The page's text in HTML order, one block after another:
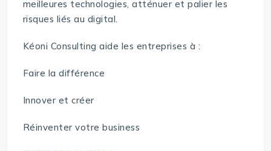
meilleures technologies, atténuer et palier les
risques liés au digital.
Kéoni Consulting aide les entreprises à :
Faire la différence
Innover et créer
Réinventer votre business